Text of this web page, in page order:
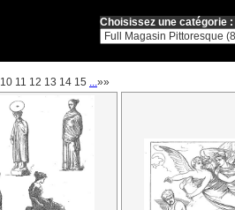
Choisissez une catégorie :
10 11 12 13 14 15 ...»»